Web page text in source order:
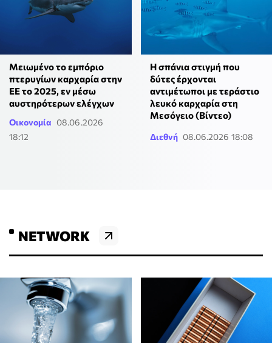
Μειωμένο το εμπόριο
πτερυγίων καρχαρία στην
ΕΕ το 2025, εν μέσω
αυστηρότερων ελέγχων
Οικονομία 08.06.2026
18:12
Η σπάνια στιγμή που
δύτες έρχονται
αντιμέτωποι με τεράστιο
λευκό καρχαρία στη
Μεσόγειο (Βίντεο)
Διεθνή 08.06.2026 18:08
NETWORK